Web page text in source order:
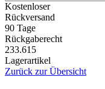
Kostenloser
Rückversand
90 Tage
Rückgaberecht
233.615
Lagerartikel
Zurück zur Übersicht